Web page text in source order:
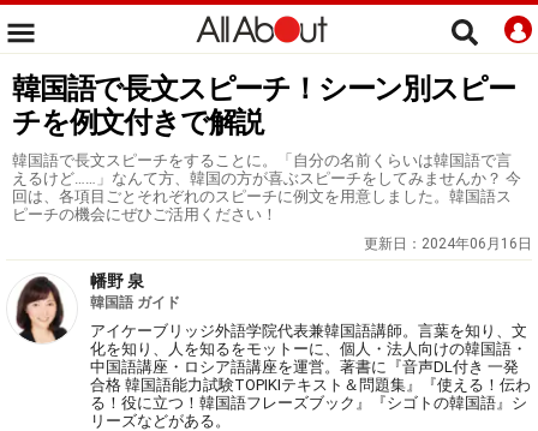
韓国語で長文スピーチ！シーン別スピー
チを例文付きで解説
韓国語で長文スピーチをすることに。「自分の名前くらいは韓国語で言
えるけど……」なんて方、韓国の方が喜ぶスピーチをしてみませんか？ 今
回は、各項目ごとそれぞれのスピーチに例文を用意しました。韓国語ス
ピーチの機会にぜひご活用ください！
更新日： 2024年06月16日
幡野 泉
韓国語 ガイド
アイケーブリッジ外語学院代表兼韓国語講師。言葉を知り、文
化を知り、人を知るをモットーに、個人・法人向けの韓国語・
中国語講座・ロシア語講座を運営。著書に『音声DL付き 一発
合格 韓国語能力試験TOPIKⅠテキスト＆問題集』『使える！伝わ
る！役に立つ！韓国語フレーズブック』『シゴトの韓国語』シ
リーズなどがある。